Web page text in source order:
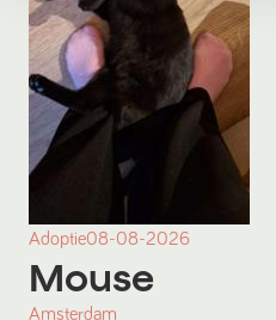
Adoptie08-08-2026
Mouse
Amsterdam